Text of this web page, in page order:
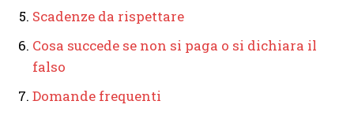
Scadenze da rispettare
Cosa succede se non si paga o si dichiara il
falso
Domande frequenti